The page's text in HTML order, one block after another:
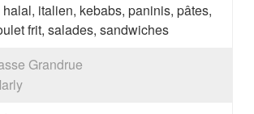
halal, italien, kebabs, paninis, pâtes,
frit, salades, sandwiches
Grandrue